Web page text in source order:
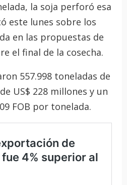
la soja perforó esa
este lunes sobre los
en las propuestas de
el final de la cosecha.
557.998 toneladas de
US$ 228 millones y un
FOB por tonelada.